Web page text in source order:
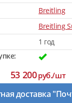
Breitling
Breitling
1 год
53 200руб./шт
доставка